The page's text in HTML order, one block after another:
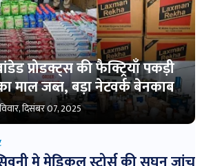
प्रोडक्ट्स की फैक्ट्रियाँ पकड़ी
माल जब्त, बड़ा नेटवर्क बेनकाब
दिसंबर 07, 2025